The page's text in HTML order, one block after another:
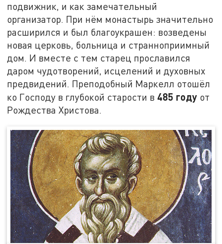
подвижник, и как замечательный
организатор. При нём монастырь значительно
расширился и был благоукрашен: возведены
новая церковь, больница и странноприимный
дом. И вместе с тем старец прославился
даром чудотворений, исцелений и духовных
предвидений. Преподобный Маркелл отошёл
ко Господу в глубокой старости в 485 году от
Рождества Христова.